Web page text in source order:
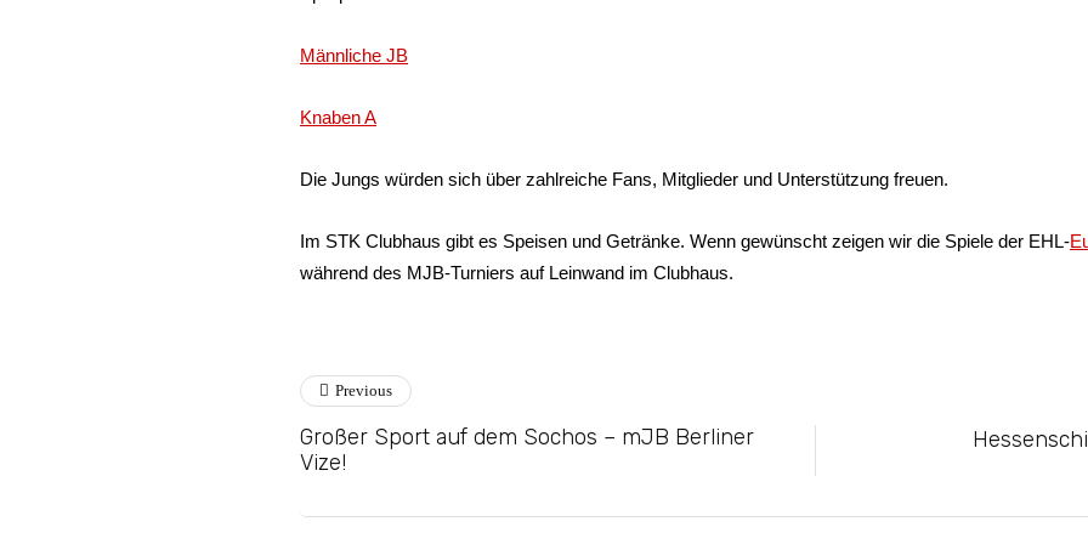
Männliche JB
Knaben A
Die Jungs würden sich über zahlreiche Fans, Mitglieder und Unterstützung freuen.
Im STK Clubhaus gibt es Speisen und Getränke. Wenn gewünscht zeigen wir die Spiele der EHL-
während des MJB-Turniers auf Leinwand im Clubhaus.
Previous
Großer Sport auf dem Sochos – mJB Berliner
Vize!